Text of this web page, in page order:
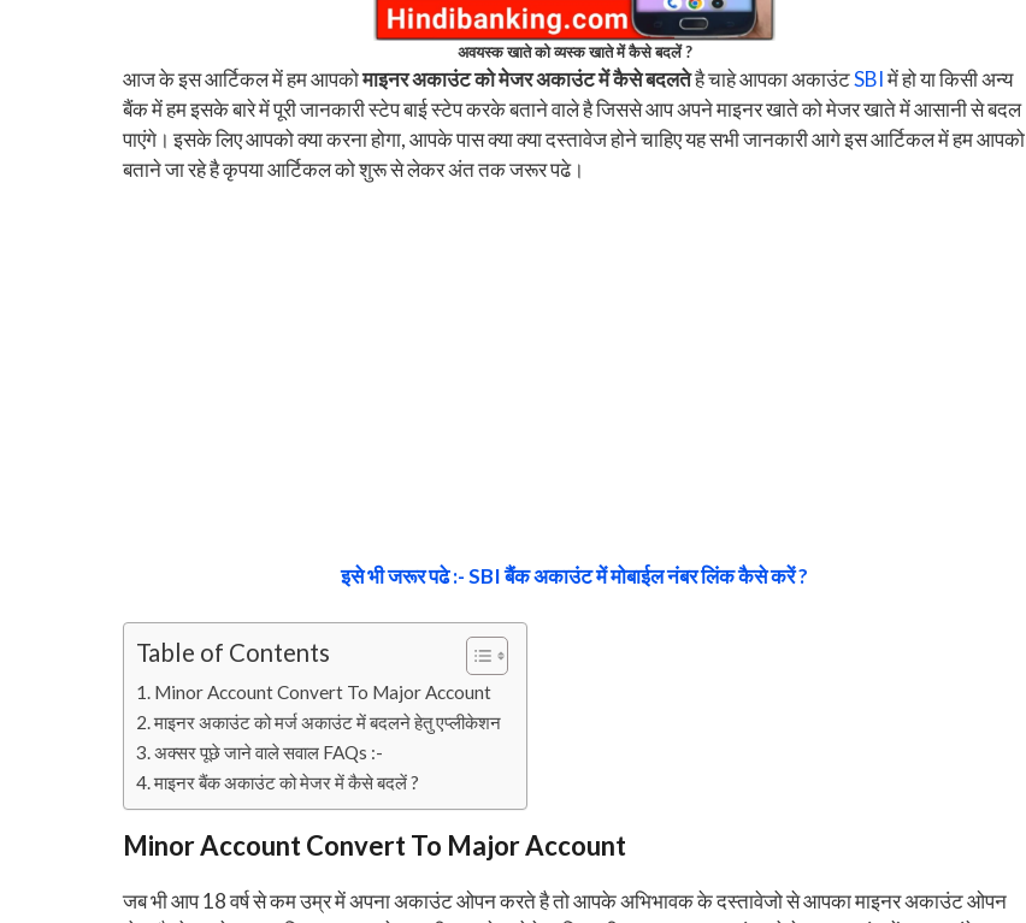
अवयस्क खाते को व्यस्क खाते में कैसे बदलें ?
आज के इस आर्टिकल में हम आपकोमाइनर अकाउंट को मेजर अकाउंट में कैसे बदलतेहै चाहे आपका अकाउंटSBIमें हो या किसी अन्य
बैंक में हम इसके बारे में पूरी जानकारी स्टेप बाई स्टेप करके बताने वाले है जिससे आप अपने माइनर खाते को मेजर खाते में आसानी से बदल
पाएंगे। इसके लिए आपको क्या करना होगा, आपके पास क्या क्या दस्तावेज होने चाहिए यह सभी जानकारी आगे इस आर्टिकल में हम आपको
बताने जा रहे है कृपया आर्टिकल को शुरू से लेकर अंत तक जरूर पढे।
इसे भी जरूर पढे :- SBI बैंक अकाउंट में मोबाईल नंबर लिंक कैसे करें ?
Table of Contents
Minor Account Convert To Major Account
माइनर अकाउंट को मर्ज अकाउंट में बदलने हेतु एप्लीकेशन
अक्सर पूछे जाने वाले सवाल FAQs :-
माइनर बैंक अकाउंट को मेजर में कैसे बदलें ?
Minor Account Convert To Major Account
जब भी आप 18 वर्ष से कम उम्र में अपना अकाउंट ओपन करते है तो आपके अभिभावक के दस्तावेजो से आपका माइनर अकाउंट ओपन